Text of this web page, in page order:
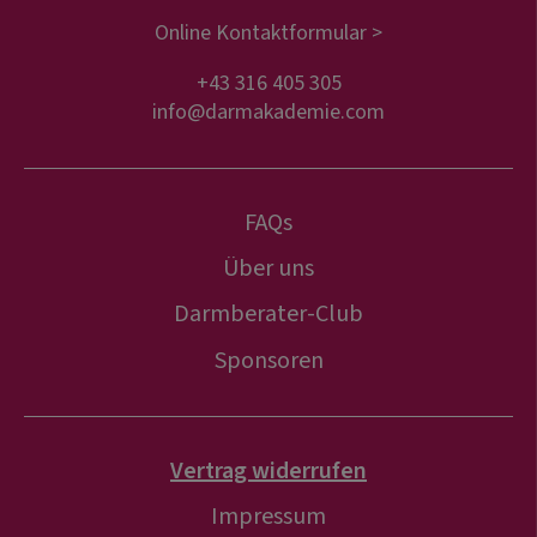
Online Kontaktformular >
+43 316 405 305
info@darmakademie.com
FAQs
Über uns
Darmberater-Club
Sponsoren
Vertrag widerrufen
Impressum